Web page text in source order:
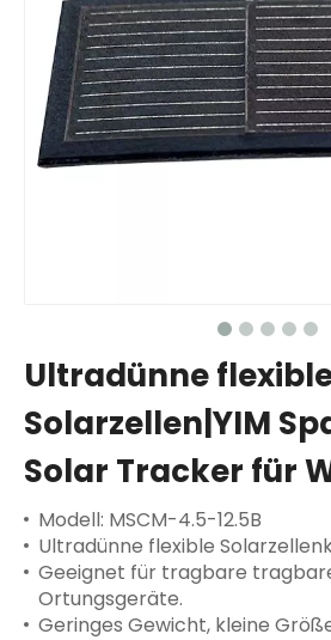
Ultradünne
Solarzellen|YIM
Solar Tracker für
Modell: MSCM-4.5-12.5B
Ultradünne flexible
Geeignet für tragbare
Ortungsgeräte.
Geringes Gewicht, kleine